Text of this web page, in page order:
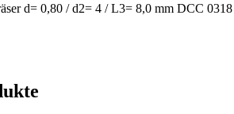
d= 0,80 / d2= 4 / L3= 8,0 mm DCC